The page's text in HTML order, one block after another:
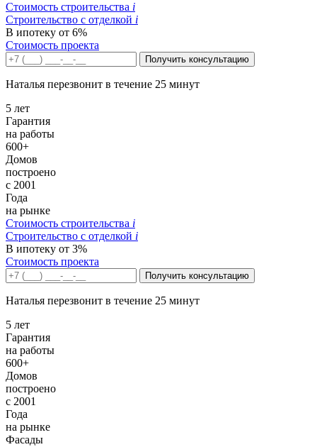
Стоимость строительства i
Строительство c отделкой i
В ипотеку от 6%
Стоимость проекта
Получить консультацию
Наталья перезвонит в течение 25 минут
5 лет
Гарантия
на работы
600+
Домов
построено
с 2001
Года
на рынке
Стоимость строительства i
Строительство c отделкой i
В ипотеку от 3%
Стоимость проекта
Получить консультацию
Наталья перезвонит в течение 25 минут
5 лет
Гарантия
на работы
600+
Домов
построено
с 2001
Года
на рынке
Фасады